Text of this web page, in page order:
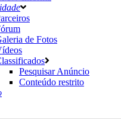
de Fotos
Pesquisar Anúncio
Conteúdo restrito